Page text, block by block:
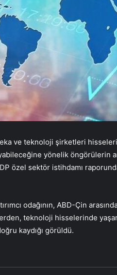
ve teknoloji şirketleri
yönelik öngörülerin
özel sektör istihdamı
odağının, ABD-Çin
teknoloji hisselerinde
kaydığı görüldü.